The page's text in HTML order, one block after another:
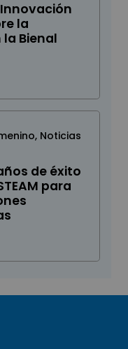
Innovación
la
Bienal
, Noticias
de éxito
para